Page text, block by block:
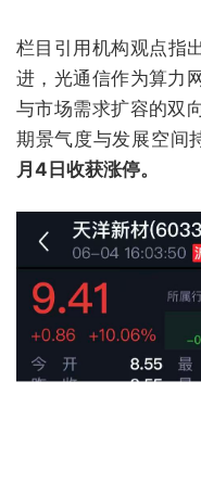
栏目引用机构观点指
进，光通信作为算力
与市场需求扩容的双
期景气度与发展空间
月4日收获涨停。